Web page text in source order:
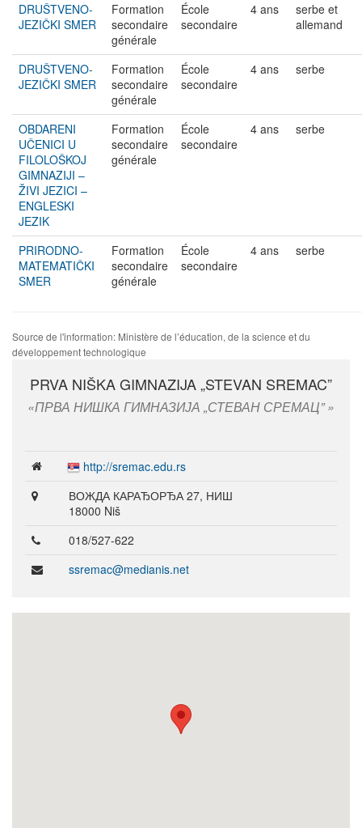
DRUŠTVENO-
JEZIČKI SMER
Formation
secondaire
générale
École
secondaire
4 ans
serbe et
allemand
DRUŠTVENO-
JEZIČKI SMER
Formation
secondaire
générale
École
secondaire
4 ans serbe
OBDARENI
UČENICI U
FILOLOŠKOJ
GIMNAZIJI –
ŽIVI JEZICI –
ENGLESKI
JEZIK
Formation
secondaire
générale
École
secondaire
4 ans serbe
PRIRODNO-
MATEMATIČKI
SMER
Formation
secondaire
générale
École
secondaire
4 ans serbe
Source de l'information: Ministère de l’éducation, de la science et du
développement technologique
PRVA NIŠKA GIMNAZIJA „STEVAN SREMAC”
ПРВА НИШКА ГИМНАЗИЈА „СТЕВАН СРЕМАЦ”
http://sremac.edu.rs
ВОЖДА КАРАЂОРЂА 27, НИШ
18000 Niš
018/527-622
ssremac@medianis.net